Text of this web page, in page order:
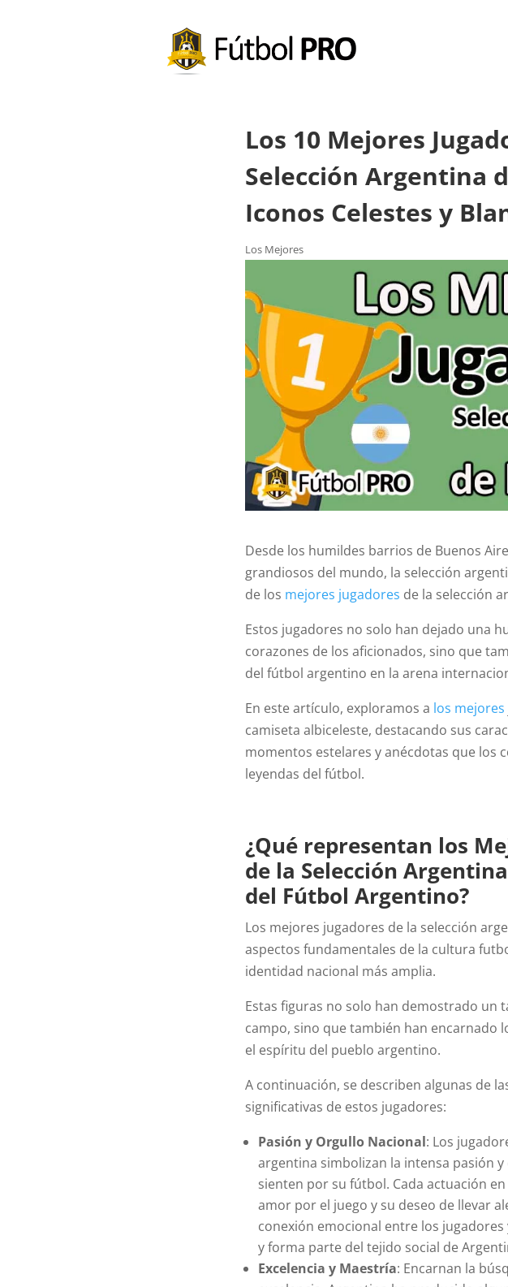
Los 10 Mejores
Selección Argentina
Iconos Celestes y
Los Mejores
Desde los humildes barrios de Buenos
grandiosos del mundo, la selección
de los mejores jugadores de la selección
Estos jugadores no solo han dejado una
corazones de los aficionados, sino que
del fútbol argentino en la arena
En este artículo, exploramos a los mejores
camiseta albiceleste, destacando sus
momentos estelares y anécdotas que los
leyendas del fútbol.
¿Qué representan los
de la Selección
del Fútbol Argentino?
Los mejores jugadores de la selección
aspectos fundamentales de la cultura
identidad nacional más amplia.
Estas figuras no solo han demostrado un
campo, sino que también han encarnado
el espíritu del pueblo argentino.
A continuación, se describen algunas de
significativas de estos jugadores:
Pasión y Orgullo Nacional: Los
argentina simbolizan la intensa pasión
sienten por su fútbol. Cada actuación
amor por el juego y su deseo de llevar
conexión emocional entre los
y forma parte del tejido social de
Excelencia y Maestría: Encarnan la